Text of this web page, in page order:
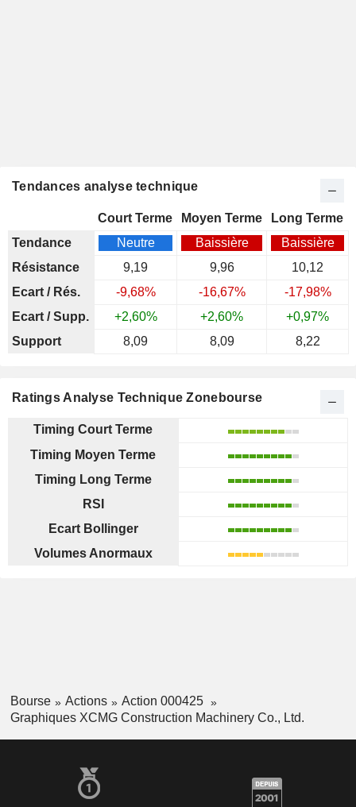
Tendances analyse technique
Court Terme Moyen Terme
Long Terme
Tendance
Neutre Baissière
Baissière
Résistance
9,19 9,96
10,12
Ecart / Rés.
-9,68% -16,67%
-17,98%
Ecart / Supp.
+2,60% +2,60%
+0,97%
Support
8,09 8,09 8,22
Ratings Analyse Technique Zonebourse
Timing Court Terme
Timing Moyen Terme
Timing Long Terme
RSI
Ecart Bollinger
Volumes Anormaux
Bourse Actions
Action 000425
Graphiques XCMG Construction Machinery Co., Ltd.